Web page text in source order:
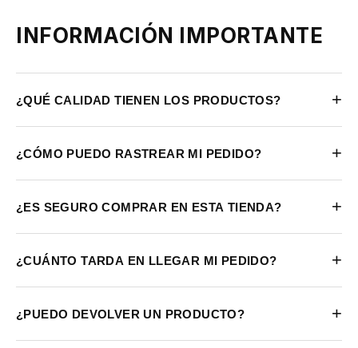
INFORMACIÓN IMPORTANTE
¿QUÉ CALIDAD TIENEN LOS PRODUCTOS? +
¿CÓMO PUEDO RASTREAR MI PEDIDO? +
¿ES SEGURO COMPRAR EN ESTA TIENDA? +
¿CUÁNTO TARDA EN LLEGAR MI PEDIDO? +
¿PUEDO DEVOLVER UN PRODUCTO? +